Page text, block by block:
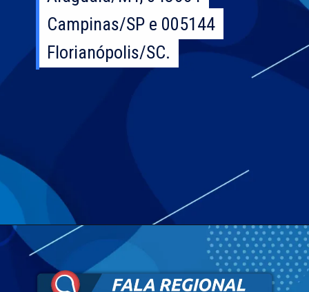
Campinas/SP e 005144
Florianópolis/SC.
Campinas/SP e 005144
Florianópolis/SC.